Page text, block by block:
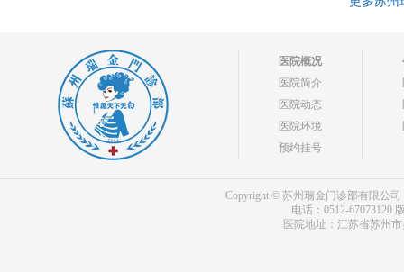
医院概况
医院简介
医院动态
医院环境
预约挂号
Copyright © 苏州瑞金门诊部有限公司
电话：0512-67073120
医院地址：江苏省苏州